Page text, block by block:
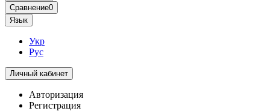
Сравнение0
Язык
Укр
Рус
Личный кабинет
Авторизация
Регистрация